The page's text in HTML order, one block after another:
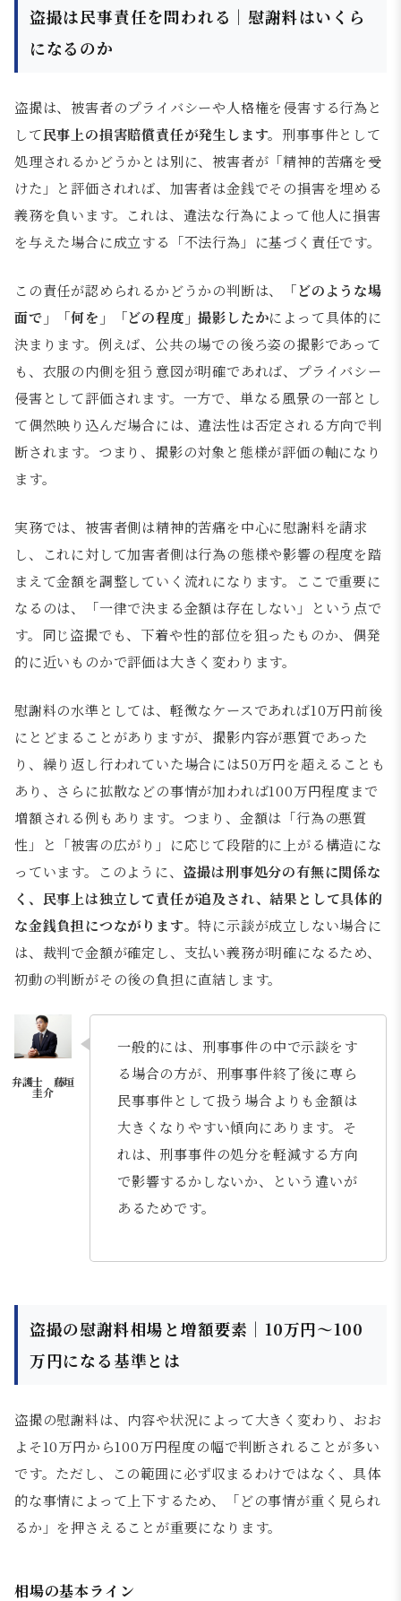
盗撮は民事責任を問われる｜慰謝料はいくら
になるのか
盗撮は、被害者のプライバシーや人格権を侵害する行為と
して民事上の損害賠償責任が発生します。 刑事事件として
処理されるかどうかとは別に、被害者が「精神的苦痛を受
けた」と評価されれば、加害者は金銭でその損害を埋める
義務を負います。これは、違法な行為によって他人に損害
を与えた場合に成立する「不法行為」に基づく責任です。
この責任が認められるかどうかの判断は、
「どのような場
面で」「何を」「どの程度」撮影したかによって具体的に
決まります。例えば、公共の場での後ろ姿の撮影であって
も、衣服の内側を狙う意図が明確であれば、プライバシー
侵害として評価されます。一方で、単なる風景の一部とし
て偶然映り込んだ場合には、違法性は否定される方向で判
断されます。つまり、撮影の対象と態様が評価の軸になり
ます。
実務では、被害者側は精神的苦痛を中心に慰謝料を請求
し、これに対して加害者側は行為の態様や影響の程度を踏
まえて金額を調整していく流れになります。ここで重要に
なるのは、「一律で決まる金額は存在しない」という点で
す。同じ盗撮でも、下着や性的部位を狙ったものか、偶発
的に近いものかで評価は大きく変わります。
慰謝料の水準としては、軽微なケースであれば10万円前後
にとどまることがありますが、撮影内容が悪質であった
り、繰り返し行われていた場合には50万円を超えることも
あり、さらに拡散などの事情が加われば100万円程度まで
増額される例もあります。つまり、金額は「行為の悪質
性」と「被害の広がり」に応じて段階的に上がる構造にな
っています。このように、 盗撮は刑事処分の有無に関係な
く、民事上は独立して責任が追及され、結果として具体的
な金銭負担につながります。特に示談が成立しない場合に
は、裁判で金額が確定し、支払い義務が明確になるため、
初動の判断がその後の負担に直結します。
一般的には、刑事事件の中で示談をす
る場合の方が、刑事事件終了後に専ら
民事事件として扱う場合よりも金額は
大きくなりやすい傾向にあります。そ
れは、刑事事件の処分を軽減する方向
で影響するかしないか、という違いが
あるためです。
盗撮の慰謝料相場と増額要素｜10万円〜100
万円になる基準とは
盗撮の慰謝料は、内容や状況によって大きく変わり、おお
よそ10万円から100万円程度の幅で判断されることが多い
です。ただし、この範囲に必ず収まるわけではなく、具体
的な事情によって上下するため、「どの事情が重く見られ
るか」を押さえることが重要になります。
相場の基本ライン